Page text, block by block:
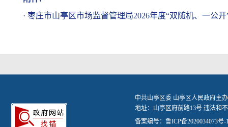
· 枣庄市山亭区市场监督管理局2026年度“双随机、一公
中共山亭区委 山亭区人民政府主
地址：山亭区府前路13号 违法和
备案编号： 鲁ICP备2020034073号-